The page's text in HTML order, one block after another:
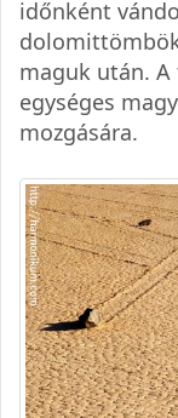
időnként
maguk után.
egységes
mozgására.